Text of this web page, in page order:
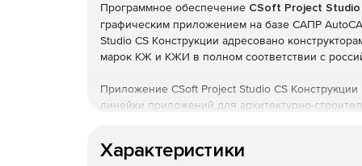
Программное обеспечение CSoft Project Studio
графическим приложением на базе САПР
Studio CS Конструкции адресовано
марок КЖ и КЖИ в полном соответствии с
Приложение CSoft Project Studio CS
линейки приложений для архитектурно-
Характеристики